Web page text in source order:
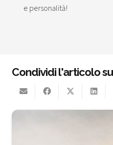
e personalità!
Condividi l'articolo